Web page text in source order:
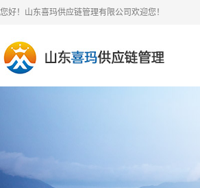
您好！山东喜玛供应链管理有限公司欢迎您！